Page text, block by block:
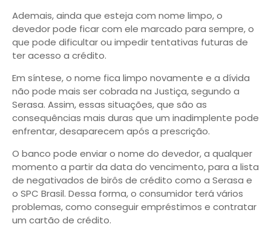
Ademais, ainda que esteja com nome limpo, o
devedor pode ficar com ele marcado para sempre, o
que pode dificultar ou impedir tentativas futuras de
ter acesso a crédito.
Em síntese, o nome fica limpo novamente e a dívida
não pode mais ser cobrada na Justiça, segundo a
Serasa. Assim, essas situações, que são as
consequências mais duras que um inadimplente pode
enfrentar, desaparecem após a prescrição.
O banco pode enviar o nome do devedor, a qualquer
momento a partir da data do vencimento, para a lista
de negativados de birôs de crédito como a Serasa e
o SPC Brasil. Dessa forma, o consumidor terá vários
problemas, como conseguir empréstimos e contratar
um cartão de crédito.